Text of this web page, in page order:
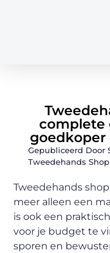
complete
goedkoper
Gepubliceerd Door
Tweedehands
Tweedehands
meer alleen een
is ook een
voor je budget te
sporen en